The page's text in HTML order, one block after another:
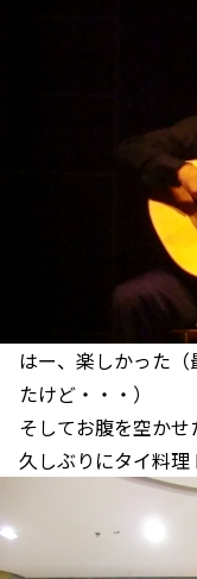
はー、楽しかった
たけど・・・）
そしてお腹を空かせ
久しぶりにタイ料